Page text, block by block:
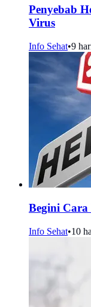
Penyebab
Virus
Info Sehat•9
Begini Cara
Info Sehat•10